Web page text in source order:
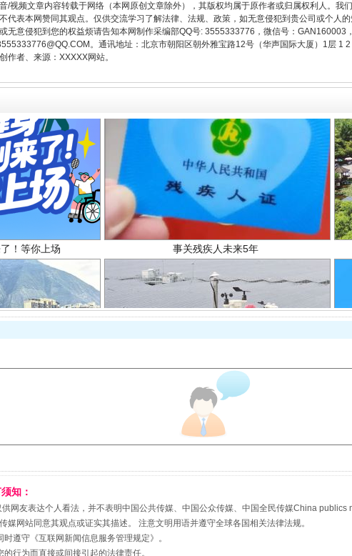
/视频文章内容转载于网络（本网原创文章除外），其版权均属于原作者或归属权利人。我
代表本网赞同其观点。仅供交流学习了解法律、法规、政策，如无意侵犯到贵公司或个人
无意侵犯到您的权益烦请告知本网制作采编部QQ号: 3555333776，微信号：GAN160003
。通讯地址：北京市朝阳区朝外雅宝路12号（华声国际大厦）1层 1
作者、来源：XXXXX网站。
！等你上场 事关残疾人未来5年
重塑工作 镜头丨大暑三秋近
知：
网友表达个人看法，并不表明中国公共传媒、中国公众传媒、中国全民传媒China
媒网站同意其观点或证实其描述。 注意文明用语并遵守全球各国相关法律法规。
时遵守《互联网新闻信息服务管理规定》。
行为而直接或间接引起的法律责任。